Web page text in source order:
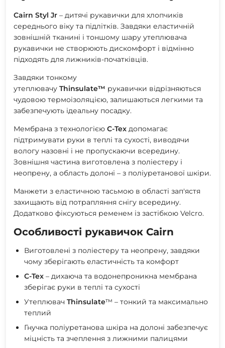
Cairn Styl Jr – дитячі рукавички для хлопчиків
середнього віку та підлітків. Завдяки еластичній
зовнішній тканині і тоншому шару утеплювача
рукавички не створюють дискомфорт і відмінно
підходять для лижників-початківців.
Завдяки тонкому
утеплювачу Thinsulate™ рукавички відрізняються
чудовою термоізоляцією, залишаються легкими та
забезпечують ідеальну посадку.
Мембрана з технологією С-Tex допомагає
підтримувати руки в теплі та сухості, виводячи
вологу назовні і не пропускаючи всередину.
Зовнішня частина виготовлена ​​з поліестеру і
неопрену, а область долоні – з поліуретанової шкіри.
Манжети з еластичною тасьмою в області зап'ястя
захищають від потрапляння снігу всередину.
Додатково фіксуються ременем із застібкою Velcro.
Особливості рукавичок Cairn
Виготовлені з поліестеру та неопрену, завдяки
чому зберігають еластичність та комфорт
С-Tex – дихаюча та водонепроникна мембрана
зберігає руки в теплі та сухості
Утеплювач Thinsulate™ – тонкий та максимально
теплий
Гнучка поліуретанова шкіра на долоні забезпечує
міцність та зчеплення з лижними палицями